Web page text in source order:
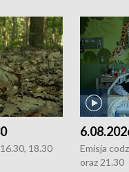
18.30
Emisja
oraz 21.30